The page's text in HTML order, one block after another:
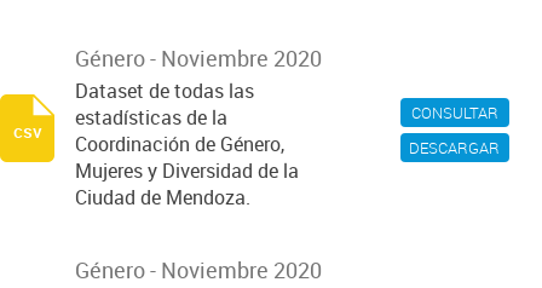
CONSULTAR
DESCARGAR
Género - Noviembre 2020
Dataset de todas las
estadísticas de la
Coordinación de Género,
Mujeres y Diversidad de la
Ciudad de Mendoza.
csv
Género - Noviembre 2020